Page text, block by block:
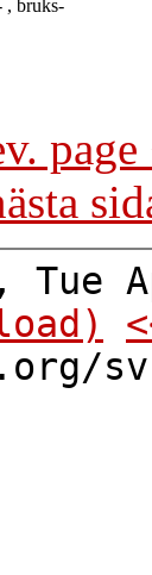
, bruks-
Tue